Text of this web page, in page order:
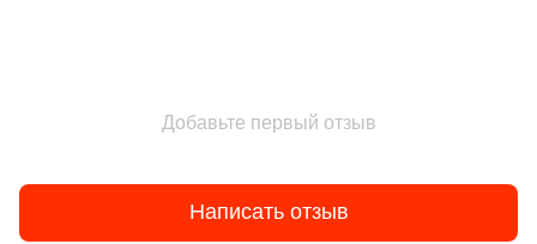
Добавьте первый отзыв
Написать отзыв